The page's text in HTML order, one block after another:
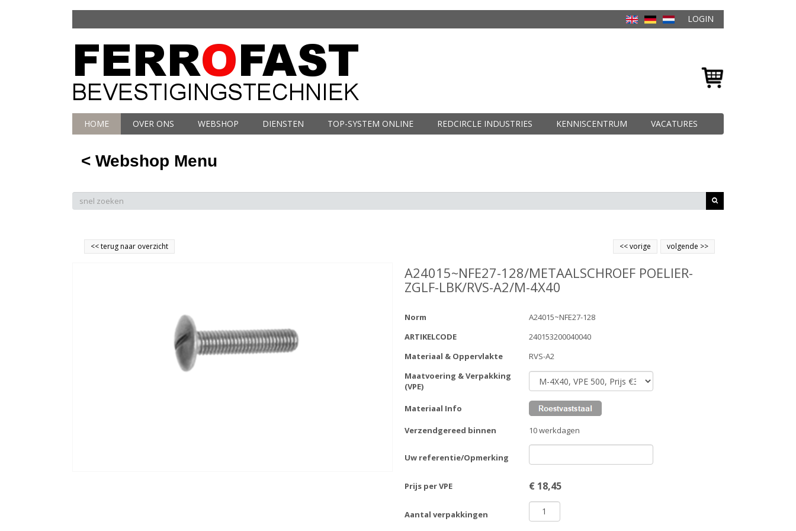
LOGIN
HOME OVER ONS WEBSHOP DIENSTEN TOP-SYSTEM ONLINE REDCIRCLE INDUSTRIES KENNISCENTRUM VACATURES
< Webshop Menu
<<terug naar overzicht volgende >>
<<vorige
A24015~NFE27-128/METAALSCHROEF POELIER-
ZGLF-LBK/RVS-A2/M-4X40
Norm
A24015~NFE27-128
ARTIKELCODE
240153200040040
Materiaal & Oppervlakte
RVS-A2
Maatvoering & Verpakking
(VPE)
Materiaal Info
Verzendgereed binnen 10 werkdagen
Uw referentie/Opmerking
Prijs per VPE € 18,45
Aantal verpakkingen